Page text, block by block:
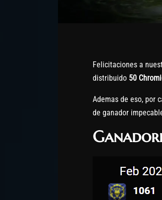
Felicitaciones a
distribuido 50
Ademas de eso, por
de ganador